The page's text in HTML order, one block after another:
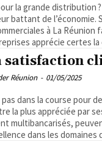
la grande distribution
battant de l’économie.
à La Réunion
apprécie certes
satisfaction
Réunion - 01/05/2025
pas dans la course pour
la plus appréciée par
multibancarisés,
dans les